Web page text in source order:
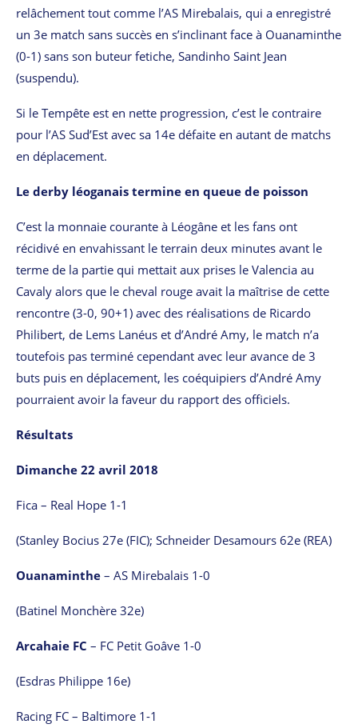
relâchement tout comme l’AS Mirebalais, qui a enregistré
un 3e match sans succès en s’inclinant face à Ouanaminthe
(0-1) sans son buteur fetiche, Sandinho Saint Jean
(suspendu).
Si le Tempête est en nette progression, c’est le contraire
pour l’AS Sud’Est avec sa 14e défaite en autant de matchs
en déplacement.
Le derby léoganais termine en queue de poisson
C’est la monnaie courante à Léogâne et les fans ont
récidivé en envahissant le terrain deux minutes avant le
terme de la partie qui mettait aux prises le Valencia au
Cavaly alors que le cheval rouge avait la maîtrise de cette
rencontre (3-0, 90+1) avec des réalisations de Ricardo
Philibert, de Lems Lanéus et d’André Amy, le match n’a
toutefois pas terminé cependant avec leur avance de 3
buts puis en déplacement, les coéquipiers d’André Amy
pourraient avoir la faveur du rapport des officiels.
Résultats
Dimanche 22 avril 2018
Fica – Real Hope 1-1
(Stanley Bocius 27e (FIC); Schneider Desamours 62e (REA)
Ouanaminthe – AS Mirebalais 1-0
(Batinel Monchère 32e)
Arcahaie FC – FC Petit Goâve 1-0
(Esdras Philippe 16e)
Racing FC – Baltimore 1-1